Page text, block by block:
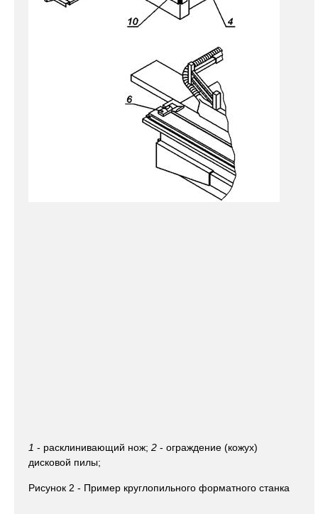
1 - расклинивающий нож; 2 - ограждение (кожух)
дисковой пилы;
Рисунок 2 - Пример круглопильного форматного станка